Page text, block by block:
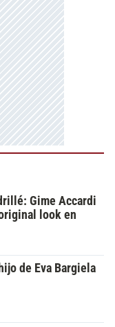
Gime Accardi
look en
de Eva Bargiela